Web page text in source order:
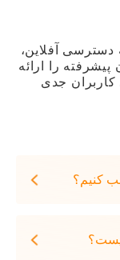
دسترسی آفلاین،
را ارائه
جدی